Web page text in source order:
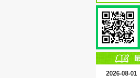
2026-08-01